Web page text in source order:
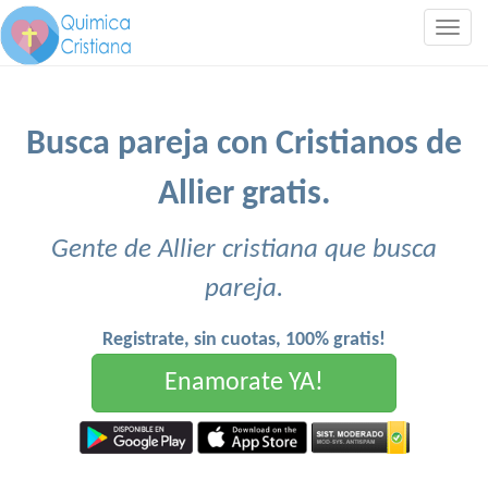
Busca pareja con Cristianos de
Allier gratis.
Gente de Allier cristiana que busca
pareja.
Registrate, sin cuotas, 100% gratis!
Enamorate YA!